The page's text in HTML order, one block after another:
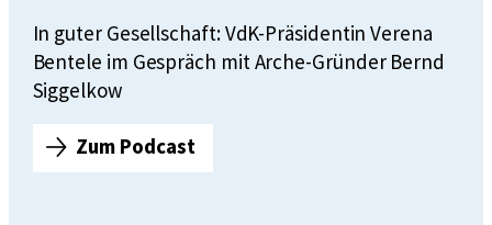
In guter Gesellschaft: VdK-Präsidentin Verena
Bentele im Gespräch mit Arche-Gründer Bernd
Siggelkow
Zum Podcast
F